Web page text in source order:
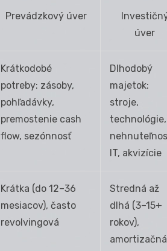
Prevádzkový úver
úver
Krátkodobé
potreby: zásoby,
pohľadávky,
premostenie cash
flow, sezónnosť
Dlhodobý
majetok:
stroje,
technológie,
IT, akvizície
Krátka (do 12–36
mesiacov), často
revolvingová
Stredná až
dlhá (3–15+
rokov),
amortizačná